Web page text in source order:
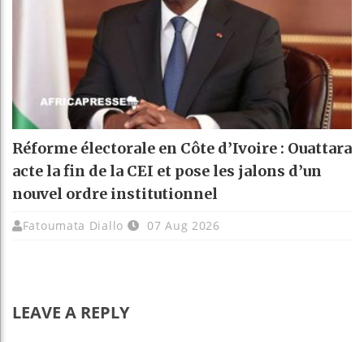
Réforme électorale en Côte d’Ivoire : Ouattara
acte la fin de la CEI et pose les jalons d’un
nouvel ordre institutionnel
Fatoumata Diallo 07 Aug 2026
LEAVE A REPLY